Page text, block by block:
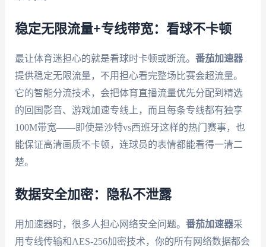
稳定无限流量+专线带宽：看球不卡顿
最让体育迷担心的就是看球时卡顿或断流。 番茄加速器
提供稳定无限流量，不用担心看完整场比赛会超流量。
它的智能分流技术，会把体育直播流量优先分配到精选
的回国影音、游戏加速专线上，而且每条专线都有独享
100M带宽——即使是沙特vs西班牙这样的热门赛事，也
能保证高清画质不卡顿，连球员的表情都能看得一清二
楚。
数据安全加密：隐私不泄露
用加速器时，很多人担心网络安全问题。 番茄加速器采
用专线传输和AES-256加密技术，你的所有网络数据都会